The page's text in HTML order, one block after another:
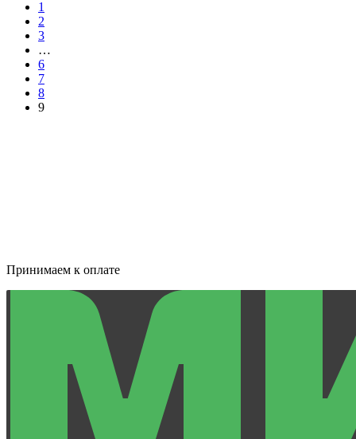
1
2
3
…
6
7
8
9
Принимаем к оплате